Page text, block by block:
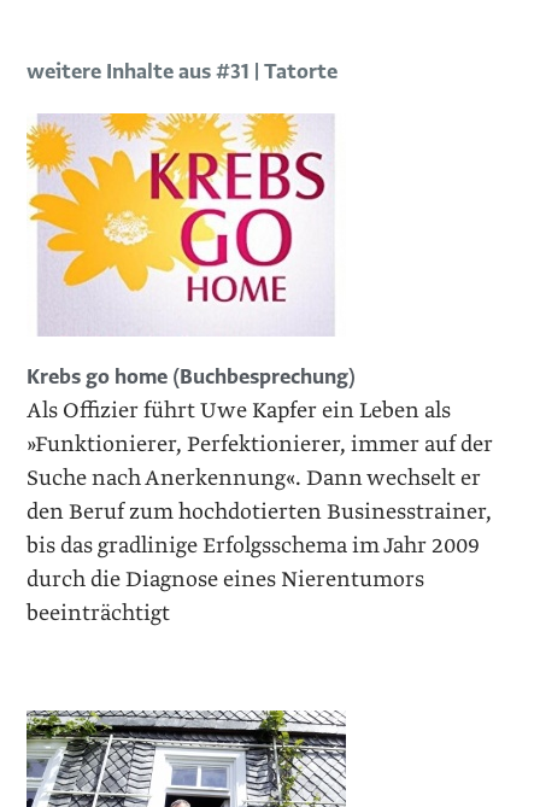
weitere Inhalte aus #31 | Tatorte
Krebs go home (Buchbesprechung)
Als Offizier führt Uwe Kapfer ein Leben als
»Funktionierer, Perfektionierer, immer auf der
Suche nach Anerkennung«. Dann wechselt er
den Beruf zum hochdotierten Businesstrainer,
bis das gradlinige Erfolgsschema im Jahr 2009
durch die Diagnose eines Nierentumors
beeinträchtigt